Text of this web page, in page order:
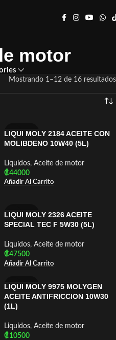
motor
Mostrando 1–12 de 16 resultados
LIQUI MOLY
LIQUI MOLY 2184 ACEITE CON
MOLIBDENO 10W40 (5L)
Liquidos, Aceite de motor
₡44000
Añadir Al Carrito
LIQUI MOLY
LIQUI MOLY 2326 ACEITE
SPECIAL TEC F 5W30 (5L)
Liquidos, Aceite de motor
₡47500
Añadir Al Carrito
LIQUI MOLY
LIQUI MOLY 9975 MOLYGEN
ACEITE ANTIFRICCION 10W30
(1L)
Liquidos, Aceite de motor
₡10500